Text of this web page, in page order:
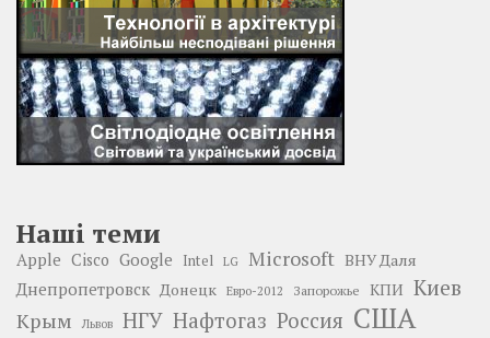
Наші теми
Apple Cisco Google Intel LG Microsoft ВНУ Даля
Днепропетровск Донецк Евро-2012 Запорожье КПИ Киев
Крым Львов НГУ Нафтогаз Россия США